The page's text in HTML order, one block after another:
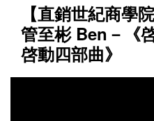
【直銷世紀商學
管至彬 Ben－《
啓動四部曲》